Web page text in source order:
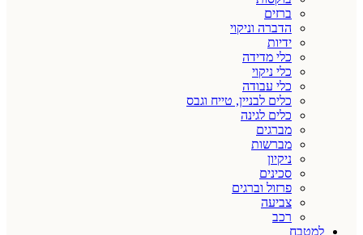
ברזים
הדברה וניקוי
ידיות
כלי מדידה
כלי ניקוי
כלי עבודה
כלים לבניין, טייח וגבס
כלים לגינה
מברגים
מברשות
ניקיון
סכינים
פרזול וברגים
צביעה
רכב
למטבח